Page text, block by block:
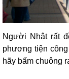
Người Nhật rất
phương tiện
hãy bấm chuông